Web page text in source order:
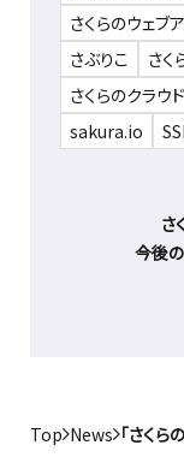
さくらのウェブ
さぶりこ
さく
さくらのクラウド
sakura.io
さ
今後
Top News 「さく